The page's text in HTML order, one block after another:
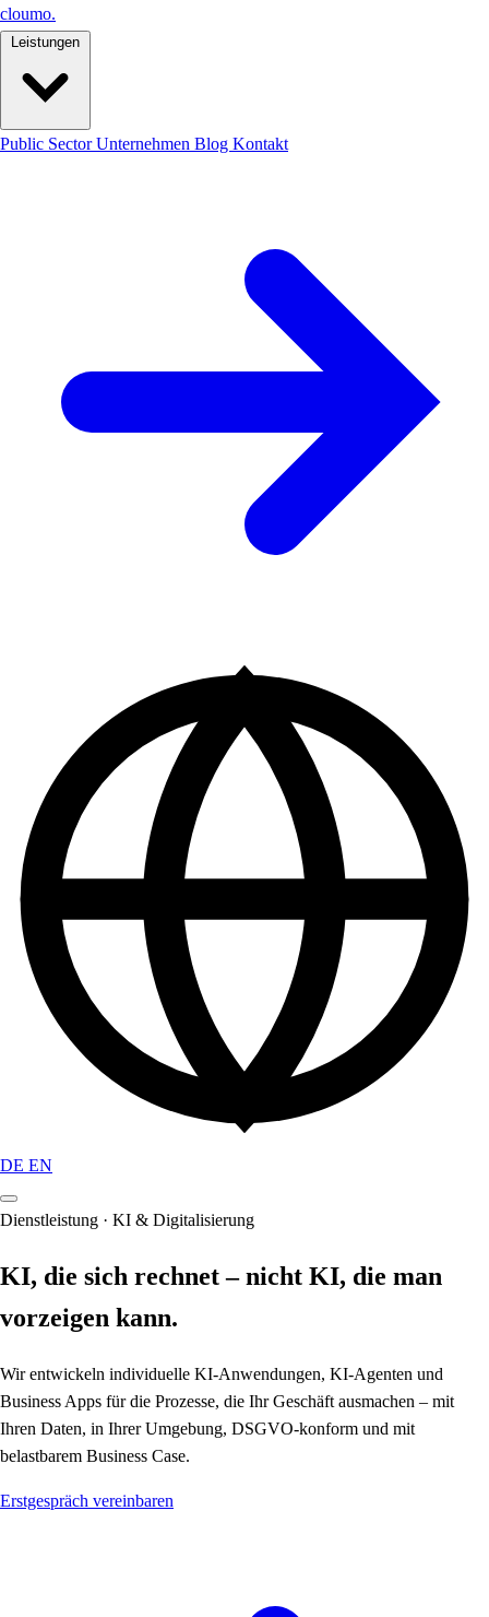
cloumo.
Public SectorUnternehmen Blog Kontakt
DE EN
Dienstleistung · KI & Digitalisierung
KI, die sich rechnet – nicht KI, die man
vorzeigen kann.
Wir entwickeln individuelle KI-Anwendungen, KI-Agenten und
Business Apps für die Prozesse, die Ihr Geschäft ausmachen – mit
Ihren Daten, in Ihrer Umgebung, DSGVO-konform und mit
belastbarem Business Case.
Erstgespräch vereinbaren